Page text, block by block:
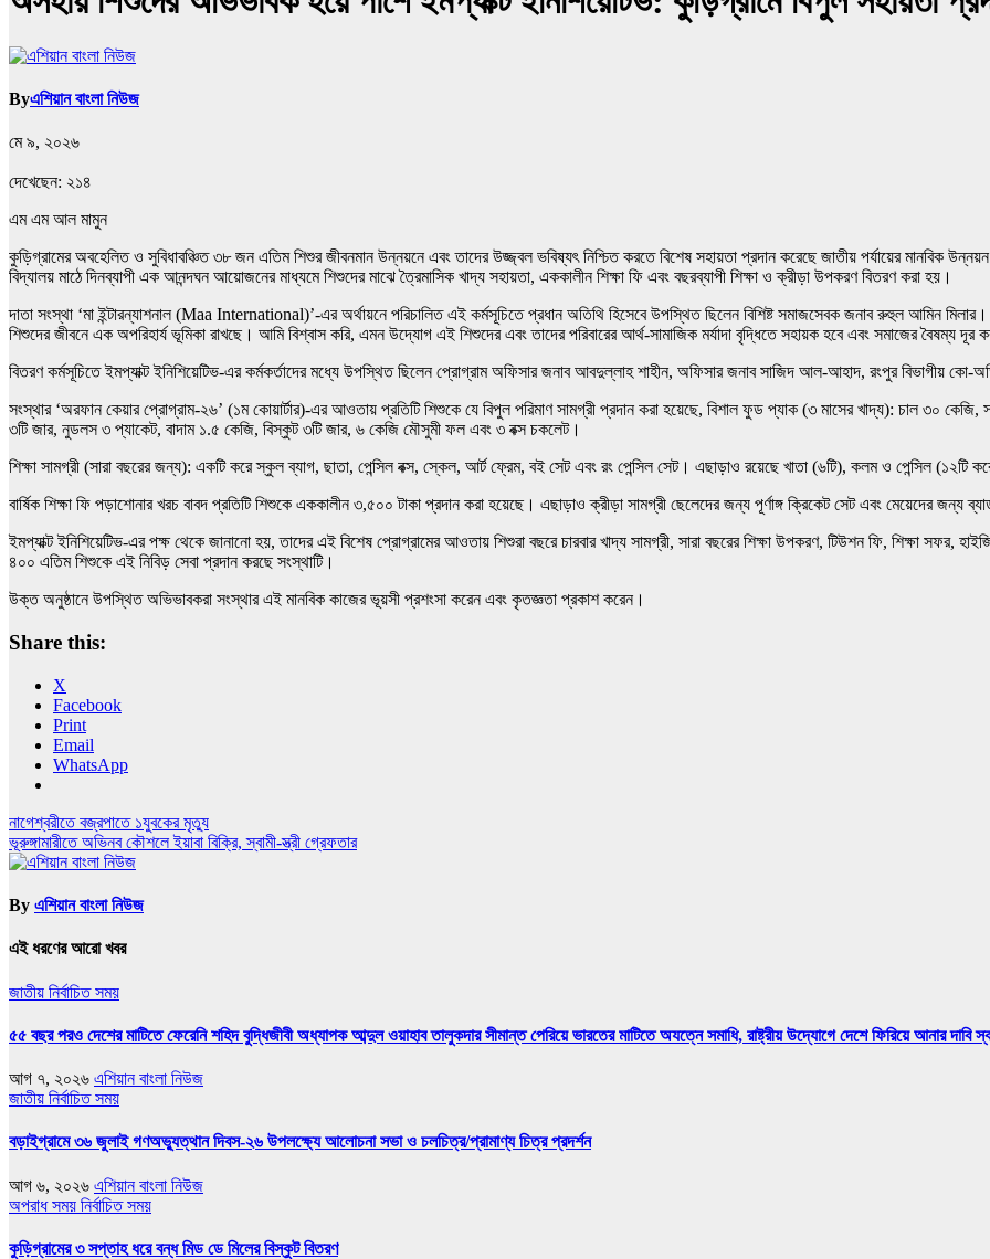
Byএশিয়ান বাংলা নিউজ
মে ৯, ২০২৬
দেখেছেন: ২১৪
এম এম আল মামুন
কুড়িগ্রামের অবহেলিত ও সুবিধাবঞ্চিত ৩৮ জন এতিম শিশুর জীবনমান উন্নয়নে এবং তাদের উজ্জ্বল ভবিষ্যৎ নিশ্চিত করতে বিশেষ সহায়তা প্রদান করেছে জাতীয় পর্যায়ের মানবিক উন্নয়ন
বিদ্যালয় মাঠে দিনব্যাপী এক আনন্দঘন আয়োজনের মাধ্যমে শিশুদের মাঝে ত্রৈমাসিক খাদ্য সহায়তা, এককালীন শিক্ষা ফি এবং বছরব্যাপী শিক্ষা ও ক্রীড়া উপকরণ বিতরণ করা হয়।
দাতা সংস্থা ‘মা ইন্টারন্যাশনাল (Maa International)’-এর অর্থায়নে পরিচালিত এই কর্মসূচিতে প্রধান অতিথি হিসেবে উপস্থিত ছিলেন বিশিষ্ট সমাজসেবক জনাব রুহুল আমিন
শিশুদের জীবনে এক অপরিহার্য ভূমিকা রাখছে। আমি বিশ্বাস করি, এমন উদ্যোগ এই শিশুদের এবং তাদের পরিবারের আর্থ-সামাজিক মর্যাদা বৃদ্ধিতে সহায়ক হবে এবং সমাজের বৈষম্য
বিতরণ কর্মসূচিতে ইমপ্যাক্ট ইনিশিয়েটিভ-এর কর্মকর্তাদের মধ্যে উপস্থিত ছিলেন প্রোগ্রাম অফিসার জনাব আবদুল্লাহ শাহীন, অফিসার জনাব সাজিদ আল-আহাদ, রংপুর বিভাগীয় কো-
সংস্থার ‘অরফান কেয়ার প্রোগ্রাম-২৬’ (১ম কোয়ার্টার)-এর আওতায় প্রতিটি শিশুকে যে বিপুল পরিমাণ সামগ্রী প্রদান করা হয়েছে, বিশাল ফুড প্যাক (৩ মাসের খাদ্য): চাল ৩০
৩টি জার, নুডলস ৩ প্যাকেট, বাদাম ১.৫ কেজি, বিস্কুট ৩টি জার, ৬ কেজি মৌসুমী ফল এবং ৩ বক্স চকলেট।
শিক্ষা সামগ্রী (সারা বছরের জন্য): একটি করে স্কুল ব্যাগ, ছাতা, পেন্সিল বক্স, স্কেল, আর্ট ফ্রেম, বই সেট এবং রং পেন্সিল সেট। এছাড়াও রয়েছে খাতা (৬টি), কলম ও পেন্সিল (১২টি
বার্ষিক শিক্ষা ফি পড়াশোনার খরচ বাবদ প্রতিটি শিশুকে এককালীন ৩,৫০০ টাকা প্রদান করা হয়েছে। এছাড়াও ক্রীড়া সামগ্রী ছেলেদের জন্য পূর্ণাঙ্গ ক্রিকেট সেট এবং মেয়েদের জন্য
ইমপ্যাক্ট ইনিশিয়েটিভ-এর পক্ষ থেকে জানানো হয়, তাদের এই বিশেষ প্রোগ্রামের আওতায় শিশুরা বছরে চারবার খাদ্য সামগ্রী, সারা বছরের শিক্ষা উপকরণ, টিউশন ফি, শিক্ষা সফর,
৪০০ এতিম শিশুকে এই নিবিড় সেবা প্রদান করছে সংস্থাটি।
উক্ত অনুষ্ঠানে উপস্থিত অভিভাবকরা সংস্থার এই মানবিক কাজের ভূয়সী প্রশংসা করেন এবং কৃতজ্ঞতা প্রকাশ করেন।
Share this:
X
Facebook
Print
Email
WhatsApp
Post
navigation
নাগেশ্বরীতে বজ্রপাতে ১যুবকের মৃত্যু
ভূরুঙ্গামারীতে অভিনব কৌশলে ইয়াবা বিক্রি, স্বামী-স্ত্রী গ্রেফতার
By এশিয়ান বাংলা নিউজ
এই ধরণের আরো খবর
জাতীয় নির্বাচিত সময়
৫৫ বছর পরও দেশের মাটিতে ফেরেনি শহিদ বুদ্ধিজীবী অধ্যাপক আব্দুল ওয়াহাব তালুকদার সীমান্ত পেরিয়ে ভারতের মাটিতে অযত্নে সমাধি, রাষ্ট্রীয় উদ্যোগে দেশে ফিরিয়ে আনার দাবি
আগ ৭, ২০২৬ এশিয়ান বাংলা নিউজ
জাতীয় নির্বাচিত সময়
বড়াইগ্রামে ৩৬ জুলাই গণঅভ্যুত্থান দিবস-২৬ উপলক্ষ্যে আলোচনা সভা ও চলচিত্র/প্রামাণ্য চিত্র প্রদর্শন
আগ ৬, ২০২৬ এশিয়ান বাংলা নিউজ
অপরাধ সময় নির্বাচিত সময়
কুড়িগ্রামের ৩ সপ্তাহ ধরে বন্ধ মিড ডে মিলের বিস্কুট বিতরণ